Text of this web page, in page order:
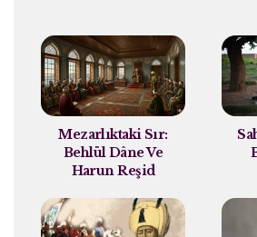
Mezarlıktaki Sır:
Behlül Dâne Ve
Harun Reşid